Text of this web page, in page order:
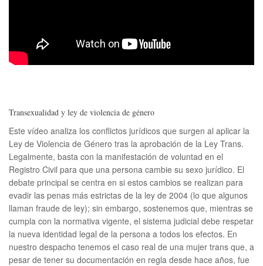
Transexualidad y ley de violencia de género
Este vídeo analiza los conflictos jurídicos que surgen al aplicar la
Ley de Violencia de Género tras la aprobación de la Ley Trans.
Legalmente, basta con la manifestación de voluntad en el
Registro Civil para que una persona cambie su sexo jurídico. El
debate principal se centra en si estos cambios se realizan para
evadir las penas más estrictas de la ley de 2004 (lo que algunos
llaman fraude de ley); sin embargo, sostenemos que, mientras se
cumpla con la normativa vigente, el sistema judicial debe respetar
la nueva identidad legal de la persona a todos los efectos. En
nuestro despacho tenemos el caso real de una mujer trans que, a
pesar de tener su documentación en regla desde hace años, fue